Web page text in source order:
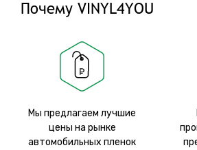
Почему VINYL4YOU
Мы предлагаем лучшие
цены на рынке
автомобильных пленок